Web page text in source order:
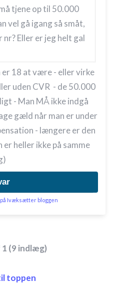
tjene op til 50.000
vel gå igang så småt,
Eller er jeg helt gal
18 at være - eller virke
uden CVR - de 50.000
- Man MÅ ikke indgå
gæld når man er under
- længere er den
heller ikke på samme
Ivæksætter bloggen
1 (9 indlæg)
toppen
indhold
eller
fra forskellige
til at vælge